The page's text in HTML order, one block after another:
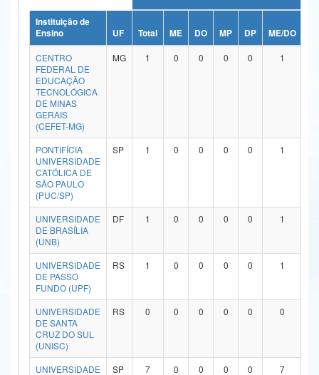
Ministério da Ciência, Tecnologia, Inovações e Comunicações
Ministério do Meio Ambiente
Ministério do Turismo
Ministério do Desenvolvimento Regional
Controladoria-Geral da União
Ministério da Mulher, da Família e dos Direitos Humanos
Secretaria-Geral
Secretaria de Governo
Gabinete de Segurança Institucional
Advocacia-Geral da União
Banco Central do Brasil
Instituição de
Ensino
UF Total ME DO MP DP ME/DO
CENTRO
FEDERAL DE
EDUCAÇÃO
TECNOLÓGICA
DE MINAS
GERAIS
(CEFET-MG)
MG 1 0 0 0 0 1
PONTIFÍCIA
UNIVERSIDADE
CATÓLICA DE
SÃO PAULO
(PUC/SP)
SP 1 0 0 0 0 1
UNIVERSIDADE
DE BRASÍLIA
(UNB)
DF 1 0 0 0 0 1
UNIVERSIDADE
DE PASSO
FUNDO (UPF)
RS 1 0 0 0 0 1
UNIVERSIDADE
DE SANTA
CRUZ DO SUL
(UNISC)
RS 0 0 0 0 0 0
UNIVERSIDADE
SP 7 0 0 0 0 7